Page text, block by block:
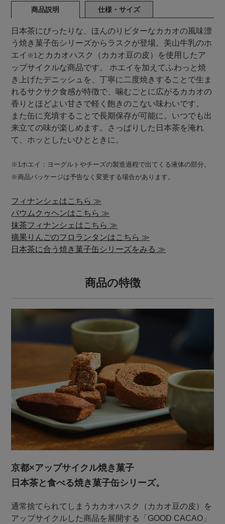
商品説明 仕様・サイズ
日本茶にぴったりな、ほんのりビターなカカオの風味漂
う焼き菓子缶シリーズからラスクが登場。美山牛乳のホ
エイ ※1 とカカオハスク（カカオ豆の皮）を使用したア
ップサイクルな商品です。 ホエイを加えてふわっと焼
き上げたデニッシュを、丁寧に二度焼きすることで生ま
れるサクサク食感が特徴で、噛むごとに広がるカカオの
香りとほどよい甘さで軽く飽きのこない味わいです。
また缶に充填することで長期保存が可能に。いつでも出
来立ての味が楽しめます。さっぱりした日本茶を淹れ
て、ホッとしたいひとときに。
※1ホエイ：ヨーグルトやチーズの製造過程で出てくる液体の部分。
※商品パッケージは予告なく変更する場合があります。
フィナンシェはこちら ≫
バウムクゥヘンはこちら ≫
抹茶フィナンシェはこちら ≫
摘果りんごのフロランタンはこちら ≫
日本茶に合う焼き菓子缶シリーズをみる ≫
商品の特徴
京都×アップサイクル焼き菓子
日本茶と食べる焼き菓子缶シリーズ。
通常捨てられてしまうカカオハスク（カカオ豆の皮）を
アップサイクルした商品を展開する「GOOD CACAO」